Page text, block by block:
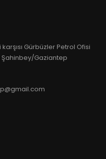
Gürbüzler Petrol Ofisi
Şahinbey/Gaziantep